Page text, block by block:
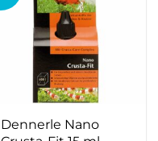
Dennerle Nano